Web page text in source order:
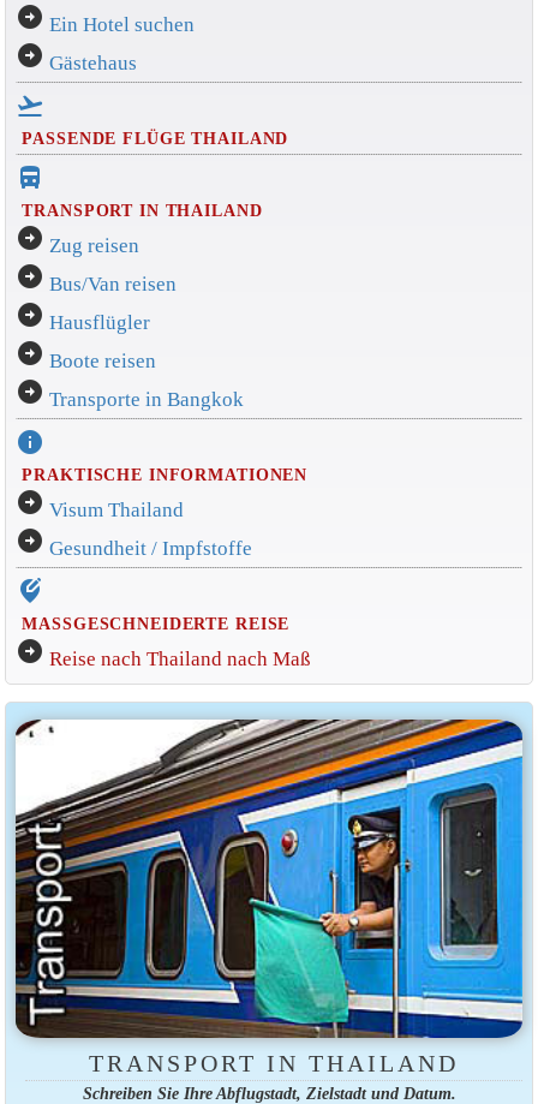
arrow_circle_right Ein Hotel suchen
arrow_circle_right Gästehaus
flight_takeoff
PASSENDE FLÜGE THAILAND
directions_bus_filled
TRANSPORT IN THAILAND
arrow_circle_right Zug reisen
arrow_circle_right Bus/Van reisen
arrow_circle_right Hausflügler
arrow_circle_right Boote reisen
arrow_circle_right Transporte in Bangkok
info
PRAKTISCHE INFORMATIONEN
arrow_circle_right Visum Thailand
arrow_circle_right Gesundheit / Impfstoffe
edit_location_alt
MASSGESCHNEIDERTE REISE
arrow_circle_right Reise nach Thailand nach Maß
TRANSPORT IN THAILAND
Schreiben Sie Ihre Abflugstadt, Zielstadt und Datum.